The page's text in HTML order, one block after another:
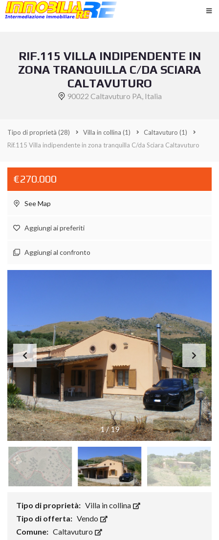
RIF.115 VILLA INDIPENDENTE IN
ZONA TRANQUILLA C/DA SCIARA
CALTAVUTURO
90022 Caltavuturo PA, Italia
Tipo di proprietà (28) Villa in collina (1) Caltavuturo (1)
Rif.115 Villa indipendente in zona tranquilla C/da Sciara Caltavuturo
€270.000
See Map
Aggiungi ai preferiti
Aggiungi al confronto
1/19
Tipo di proprietà: Villa in collina
Tipo di offerta: Vendo
Comune: Caltavuturo